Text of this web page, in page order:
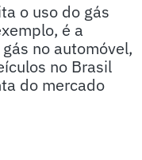
o uso do gás
é a
no automóvel,
no Brasil
do mercado